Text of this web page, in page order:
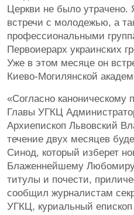
Церкви не было утрачено.
встречи с молодежью, а
профессиональными
Первоиерарх украинских
Уже в этом месяце он
Киево-Могилянской
«Согласно каноническому
Главы УГКЦ
Архиепископ Львовский
течение двух месяцев
Синод, который изберет
Блаженнейшему
титулы и почести,
сообщил журналистам
УГКЦ, куриальный